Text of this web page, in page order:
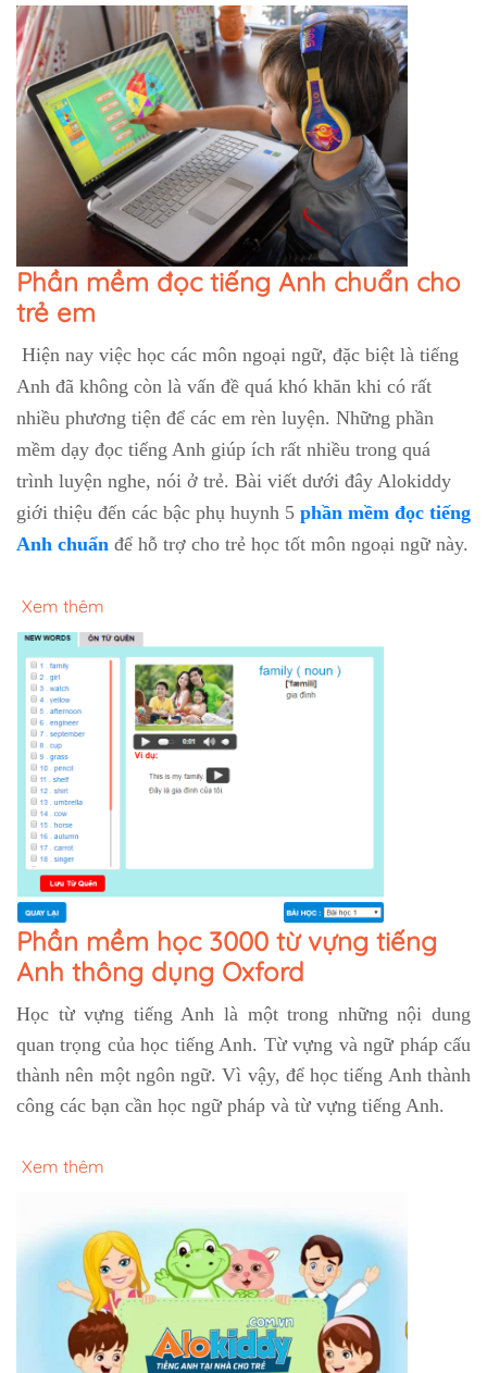
Phần mềm đọc tiếng Anh chuẩn cho
trẻ em
Hiện nay việc học các môn ngoại ngữ, đặc biệt là tiếng
Anh đã không còn là vấn đề quá khó khăn khi có rất
nhiều phương tiện để các em rèn luyện. Những phần
mềm dạy đọc tiếng Anh giúp ích rất nhiều trong quá
trình luyện nghe, nói ở trẻ. Bài viết dưới đây Alokiddy
giới thiệu đến các bậc phụ huynh 5 phần mềm đọc tiếng
Anh chuẩn để hỗ trợ cho trẻ học tốt môn ngoại ngữ này.
Xem thêm
Phần mềm học 3000 từ vựng tiếng
Anh thông dụng Oxford
Học từ vựng tiếng Anh là một trong những nội dung
quan trọng của học tiếng Anh. Từ vựng và ngữ pháp cấu
thành nên một ngôn ngữ. Vì vậy, để học tiếng Anh thành
công các bạn cần học ngữ pháp và từ vựng tiếng Anh.
Xem thêm